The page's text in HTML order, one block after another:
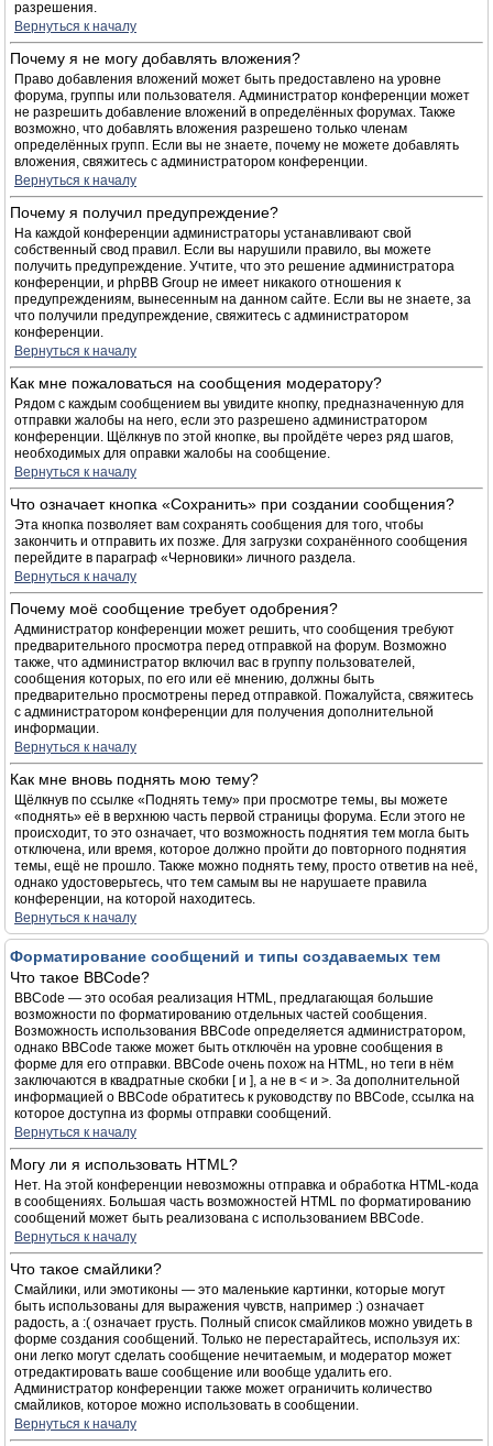
разрешения.
Вернуться к началу
Почему я не могу добавлять вложения?
Право добавления вложений может быть предоставлено на уровне
форума, группы или пользователя. Администратор конференции может
не разрешить добавление вложений в определённых форумах. Также
возможно, что добавлять вложения разрешено только членам
определённых групп. Если вы не знаете, почему не можете добавлять
вложения, свяжитесь с администратором конференции.
Вернуться к началу
Почему я получил предупреждение?
На каждой конференции администраторы устанавливают свой
собственный свод правил. Если вы нарушили правило, вы можете
получить предупреждение. Учтите, что это решение администратора
конференции, и phpBB Group не имеет никакого отношения к
предупреждениям, вынесенным на данном сайте. Если вы не знаете, за
что получили предупреждение, свяжитесь с администратором
конференции.
Вернуться к началу
Как мне пожаловаться на сообщения модератору?
Рядом с каждым сообщением вы увидите кнопку, предназначенную для
отправки жалобы на него, если это разрешено администратором
конференции. Щёлкнув по этой кнопке, вы пройдёте через ряд шагов,
необходимых для оправки жалобы на сообщение.
Вернуться к началу
Что означает кнопка «Сохранить» при создании сообщения?
Эта кнопка позволяет вам сохранять сообщения для того, чтобы
закончить и отправить их позже. Для загрузки сохранённого сообщения
перейдите в параграф «Черновики» личного раздела.
Вернуться к началу
Почему моё сообщение требует одобрения?
Администратор конференции может решить, что сообщения требуют
предварительного просмотра перед отправкой на форум. Возможно
также, что администратор включил вас в группу пользователей,
сообщения которых, по его или её мнению, должны быть
предварительно просмотрены перед отправкой. Пожалуйста, свяжитесь
с администратором конференции для получения дополнительной
информации.
Вернуться к началу
Как мне вновь поднять мою тему?
Щёлкнув по ссылке «Поднять тему» при просмотре темы, вы можете
«поднять» её в верхнюю часть первой страницы форума. Если этого не
происходит, то это означает, что возможность поднятия тем могла быть
отключена, или время, которое должно пройти до повторного поднятия
темы, ещё не прошло. Также можно поднять тему, просто ответив на неё,
однако удостоверьтесь, что тем самым вы не нарушаете правила
конференции, на которой находитесь.
Вернуться к началу
Форматирование сообщений и типы создаваемых тем
Что такое BBCode?
BBCode — это особая реализация HTML, предлагающая большие
возможности по форматированию отдельных частей сообщения.
Возможность использования BBCode определяется администратором,
однако BBCode также может быть отключён на уровне сообщения в
форме для его отправки. BBCode очень похож на HTML, но теги в нём
заключаются в квадратные скобки [ и ], а не в < и >. За дополнительной
информацией о BBCode обратитесь к руководству по BBCode, ссылка на
которое доступна из формы отправки сообщений.
Вернуться к началу
Могу ли я использовать HTML?
Нет. На этой конференции невозможны отправка и обработка HTML-кода
в сообщениях. Большая часть возможностей HTML по форматированию
сообщений может быть реализована с использованием BBCode.
Вернуться к началу
Что такое смайлики?
Смайлики, или эмотиконы — это маленькие картинки, которые могут
быть использованы для выражения чувств, например :) означает
радость, а :( означает грусть. Полный список смайликов можно увидеть в
форме создания сообщений. Только не перестарайтесь, используя их:
они легко могут сделать сообщение нечитаемым, и модератор может
отредактировать ваше сообщение или вообще удалить его.
Администратор конференции также может ограничить количество
смайликов, которое можно использовать в сообщении.
Вернуться к началу